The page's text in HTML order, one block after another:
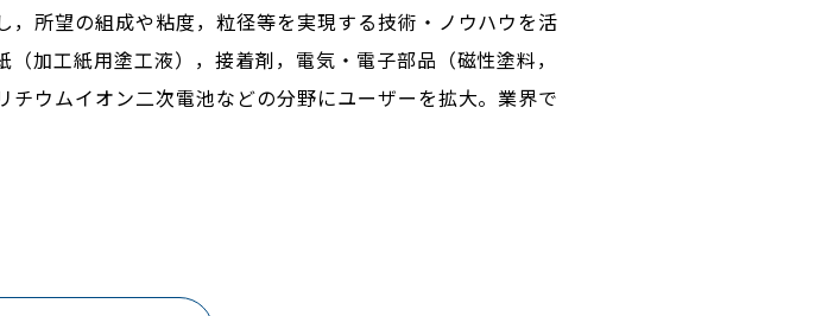
，所望の組成や粘度，粒径等を実現する技術・ノウハウを活
加工紙用塗工液），接着剤，電気・電子部品（磁性塗料，
チウムイオン二次電池などの分野にユーザーを拡大。業界で